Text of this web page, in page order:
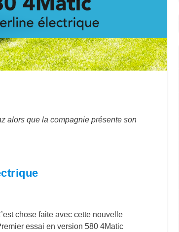
alors que la compagnie présente son
chose faite avec cette nouvelle
essai en version 580 4Matic